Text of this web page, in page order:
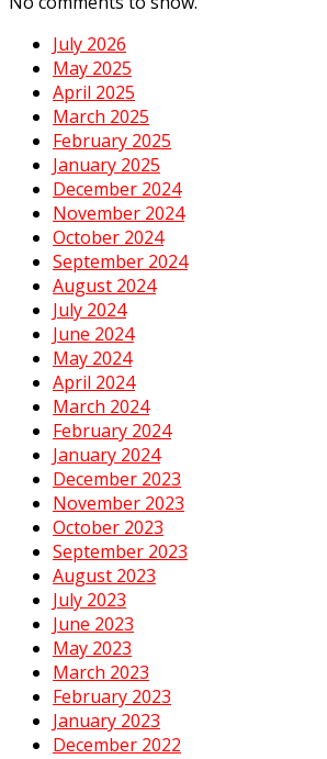
July 2026
May 2025
April 2025
March 2025
February 2025
January 2025
December 2024
November 2024
October 2024
September 2024
August 2024
July 2024
June 2024
May 2024
April 2024
March 2024
February 2024
January 2024
December 2023
November 2023
October 2023
September 2023
August 2023
July 2023
June 2023
May 2023
March 2023
February 2023
January 2023
December 2022